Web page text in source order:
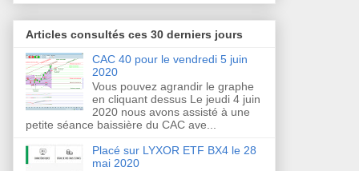
Articles consultés ces 30 derniers jours
CAC 40 pour le vendredi 5 juin
2020
Vous pouvez agrandir le graphe
en cliquant dessus Le jeudi 4 juin
2020 nous avons assisté à une
petite séance baissière du CAC ave...
Placé sur LYXOR ETF BX4 le 28
mai 2020